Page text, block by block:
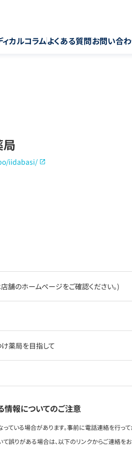
ィカルコラムよくある質問お問い合
局
iidabasi/
舗のホームページをご確認ください。)
薬局を目指して
情報についてのご注意
ている場合があります。事前に電話連絡を行っ
て誤りがある場合は、以下のリンクからご連絡を